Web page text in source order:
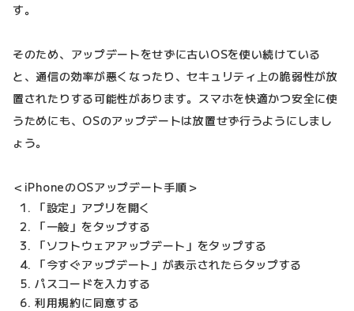
す。
そのため、アップデートをせずに古いOSを使い続けている
と、通信の効率が悪くなったり、セキュリティ上の脆弱性が放
置されたりする可能性があります。スマホを快適かつ安全に使
うためにも、OSのアップデートは放置せず行うようにしまし
ょう。
＜iPhoneのOSアップデート手順＞
「設定」アプリを開く
「一般」をタップする
「ソフトウェアアップデート」をタップする
「今すぐアップデート」が表示されたらタップする
パスコードを入力する
利用規約に同意する